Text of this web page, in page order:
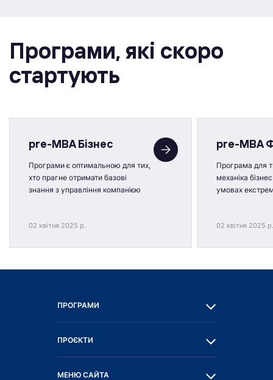
Програми, якi скоро
стартують
pre-MBA Бізнес
Програми є оптимальною для тих,
хто прагне отримати базові
знання з управління компанією
02 квітня 2025 р.
pre-MBA
Програма для
механіка
умовах
02 квітня 2025 р.
ПРОГРАМИ
ПРОЄКТИ
МЕНЮ САЙТА